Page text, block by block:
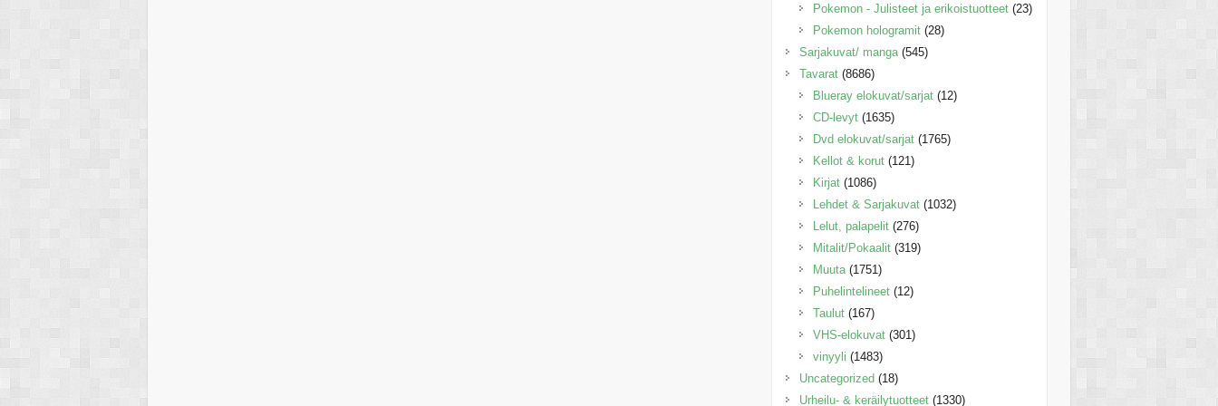
Pokemon - Julisteet ja erikoistuotteet (23)
Pokemon hologramit (28)
Sarjakuvat/ manga (545)
Tavarat (8686)
Blueray elokuvat/sarjat (12)
CD-levyt (1635)
Dvd elokuvat/sarjat (1765)
Kellot & korut (121)
Kirjat (1086)
Lehdet & Sarjakuvat (1032)
Lelut, palapelit (276)
Mitalit/Pokaalit (319)
Muuta (1751)
Puhelintelineet (12)
Taulut (167)
VHS-elokuvat (301)
vinyyli (1483)
Uncategorized (18)
Urheilu- & keräilytuotteet (1330)